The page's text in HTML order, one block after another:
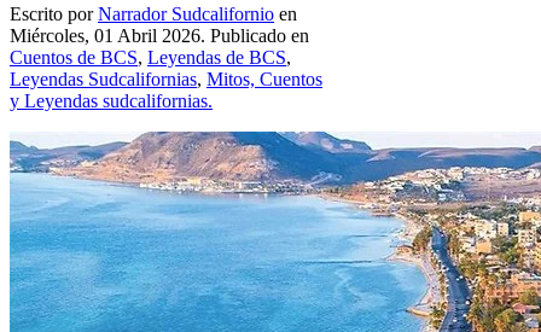
Escrito porNarrador Sudcalifornio en
Miércoles, 01 Abril 2026. Publicado en
Cuentos de BCS, Leyendas de BCS,
Leyendas Sudcalifornias, Mitos, Cuentos
y Leyendas sudcalifornias.